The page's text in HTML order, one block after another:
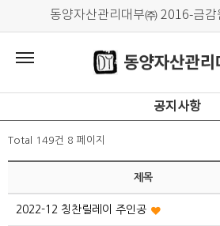
동양자산관리대부㈜ 2016-금
공지사항
Total 149건 8 페이지
제목
2022-12 칭찬릴레이 주인공